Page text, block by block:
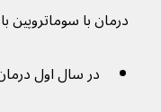
درمان با سوماتروپین
در سال اول